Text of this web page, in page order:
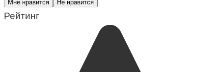
Мне нравится Не нравится
Рейтинг